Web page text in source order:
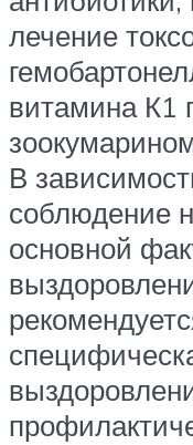
лечение
витамина К1
В
соблюдение
основной